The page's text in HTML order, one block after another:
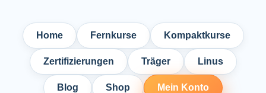
Home Fernkurse Kompaktkurse
Zertifizierungen Träger Linus
Blog Shop Mein Konto